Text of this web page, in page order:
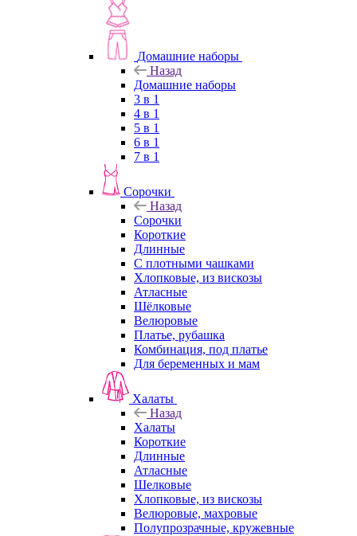
Домашние наборы
Назад
Домашние наборы
3 в 1
4 в 1
5 в 1
6 в 1
7 в 1
Сорочки
Назад
Сорочки
Короткие
Длинные
С плотными чашками
Хлопковые, из вискозы
Атласные
Шёлковые
Велюровые
Платье, рубашка
Комбинация, под платье
Для беременных и мам
Халаты
Назад
Халаты
Короткие
Длинные
Атласные
Шелковые
Хлопковые, из вискозы
Велюровые, махровые
Полупрозрачные, кружевные